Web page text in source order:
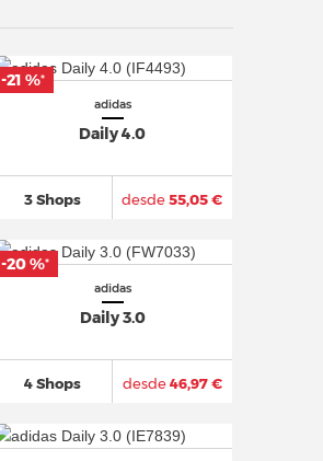
adidas
Daily 4.0
3 Shops desde55,05 €
-21 %*
adidas
Daily 3.0
4 Shops desde46,97 €
-20 %*